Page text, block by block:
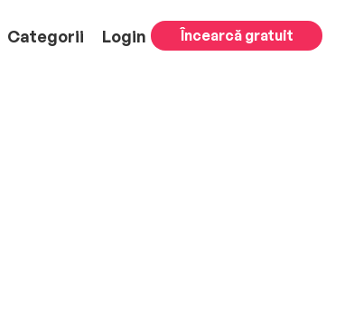
Categorii Login Încearcă gratuit